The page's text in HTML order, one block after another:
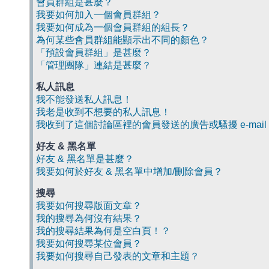
會員群組是甚麼？
我要如何加入一個會員群組？
我要如何成為一個會員群組的組長？
為何某些會員群組能顯示出不同的顏色？
「預設會員群組」是甚麼？
「管理團隊」連結是甚麼？
私人訊息
我不能發送私人訊息！
我老是收到不想要的私人訊息！
我收到了這個討論區裡的會員發送的廣告或騷擾 e-mail
好友 & 黑名單
好友 & 黑名單是甚麼？
我要如何於好友 & 黑名單中增加/刪除會員？
搜尋
我要如何搜尋版面文章？
我的搜尋為何沒有結果？
我的搜尋結果為何是空白頁！？
我要如何搜尋某位會員？
我要如何搜尋自己發表的文章和主題？